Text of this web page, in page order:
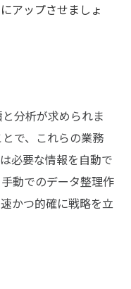
アップさせましょ
分析が求められま
で、これらの業務
必要な情報を自動で
動でのデータ整理作
かつ的確に戦略を立